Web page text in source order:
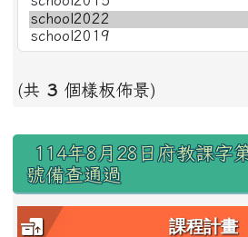
(共 3 個樣板佈景)
右邊區域內容
114年8月28日府教課字
號備查通過
課程計畫